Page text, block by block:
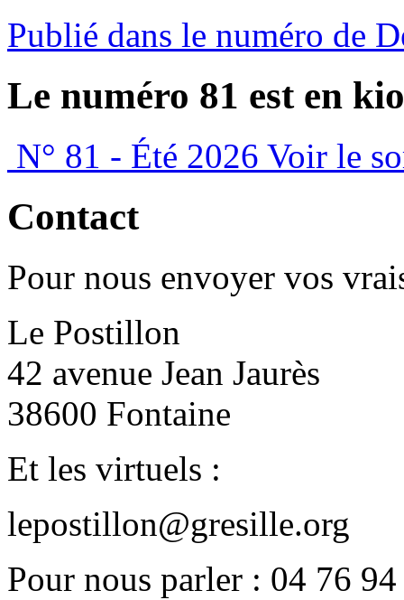
Publié dans le numéro de
Le numéro 81 est en
N° 81 - Été 2026 Voir le
Contact
Pour nous envoyer vos
Le Postillon
42 avenue Jean Jaurès
38600 Fontaine
Et les virtuels :
lepostillon@gresille.org
Pour nous parler : 04 76